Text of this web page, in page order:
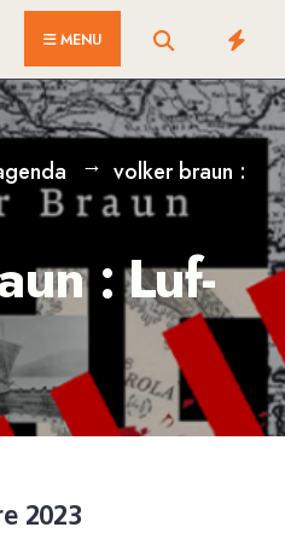
MENU
volker braun :
: Luf-
2023